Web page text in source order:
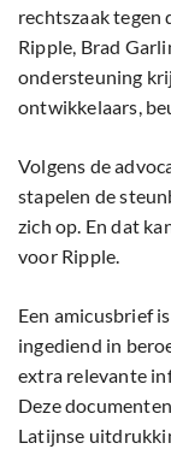
rechtszaak tegen
Ripple, Brad
ondersteuning
ontwikkelaars,
Volgens de
stapelen de
zich op. En dat
voor Ripple.
Een amicusbrief
ingediend in
extra relevante
Deze
Latijnse